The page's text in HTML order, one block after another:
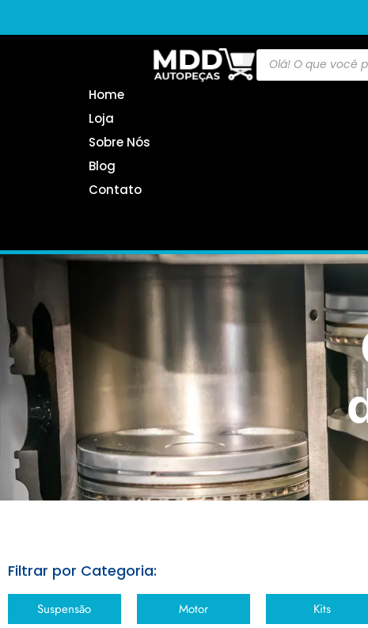
Home
Loja
Sobre Nós
Blog
Contato
Filtrar por Categoria:
Suspensão Motor Kits